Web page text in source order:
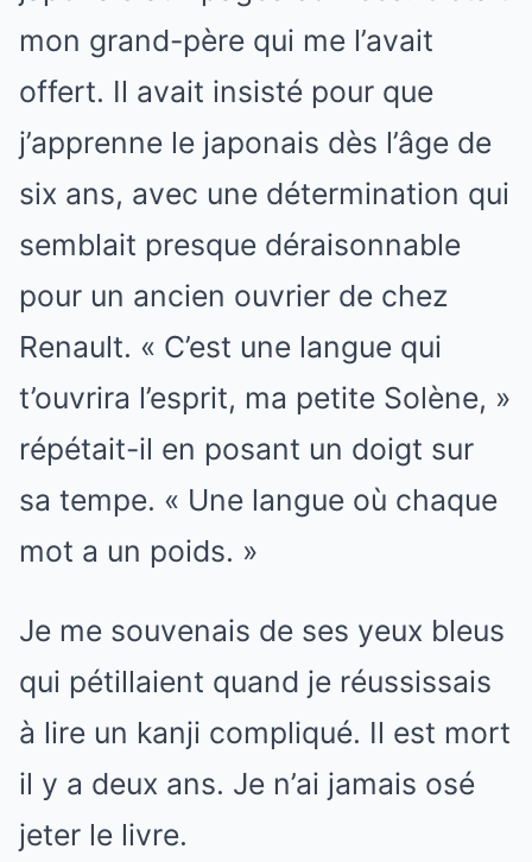
mon grand-père qui me l’avait
offert. Il avait insisté pour que
j’apprenne le japonais dès l’âge de
six ans, avec une détermination qui
semblait presque déraisonnable
pour un ancien ouvrier de chez
Renault. « C’est une langue qui
t’ouvrira l’esprit, ma petite Solène, »
répétait-il en posant un doigt sur
sa tempe. « Une langue où chaque
mot a un poids. »
Je me souvenais de ses yeux bleus
qui pétillaient quand je réussissais
à lire un kanji compliqué. Il est mort
il y a deux ans. Je n’ai jamais osé
jeter le livre.